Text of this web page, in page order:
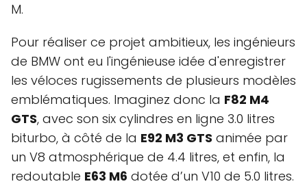
M.
Pour réaliser ce projet ambitieux, les ingénieurs
de BMW ont eu l'ingénieuse idée d'enregistrer
les véloces rugissements de plusieurs modèles
emblématiques. Imaginez donc la F82 M4
GTS, avec son six cylindres en ligne 3.0 litres
biturbo, à côté de la E92 M3 GTS animée par
un V8 atmosphérique de 4.4 litres, et enfin, la
redoutable E63 M6 dotée d’un V10 de 5.0 litres.